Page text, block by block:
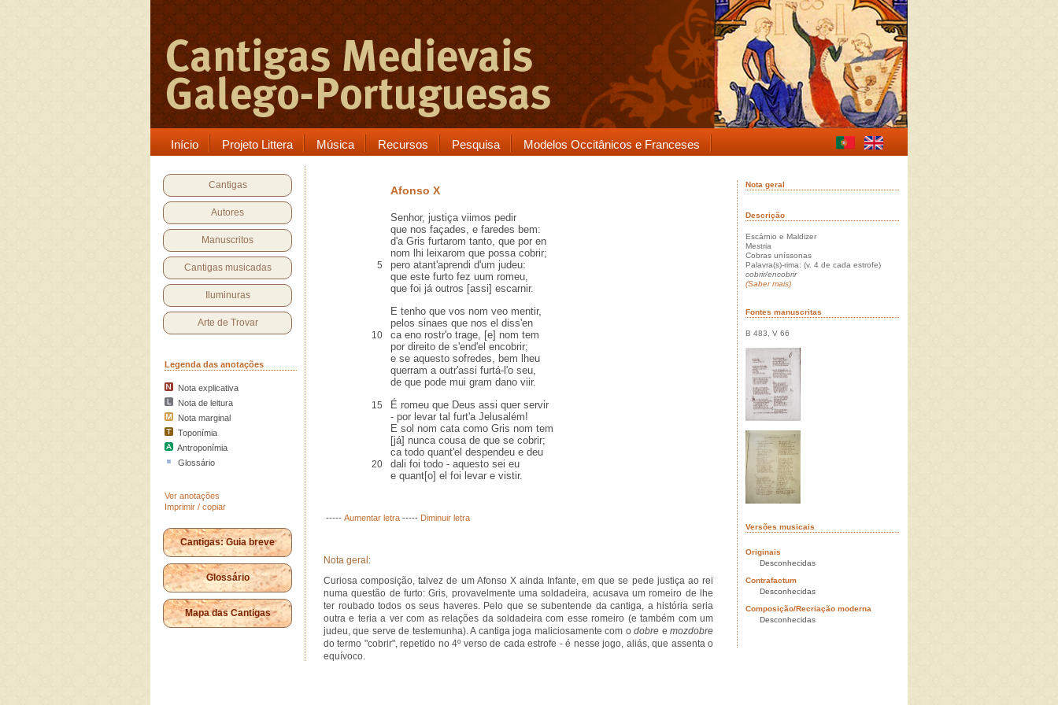
Início Projeto Littera Música Recursos Pesquisa Modelos Occitânicos e Franceses
Cantigas
Autores
Manuscritos
Cantigas musicadas
Iluminuras
Arte de Trovar
Legenda das anotações
Nota explicativa
Nota de leitura
Nota marginal
Toponímia
Antroponímia
Glossário
Ver anotações
Imprimir / copiar
Cantigas: Guia breve
Glossário
Mapa das Cantigas
Afonso X
Senhor, justiça viimos pedir
que nos façades, e faredes bem:
d'a Gris furtarom tanto, que por en
nom lhi leixarom que possa cobrir;
5
pero atant'aprendi d'um judeu:
que este furto fez uum romeu,
que foi já outros [assi] escarnir.
E tenho que vos nom veo mentir,
pelos sinaes que nos el diss'en
10
ca eno rostr'o trage, [e] nom tem
por direito de s'end'el encobrir;
e se aquesto sofredes, bem lheu
querram a outr'assi furtá-l'o seu,
de que pode mui gram dano viir.
15
É romeu que Deus assi quer servir
- por levar tal furt'a Jelusalém!
E sol nom cata como Gris nom tem
[já] nunca cousa de que se cobrir;
ca todo quant'el despendeu e deu
20
dali foi todo - aquesto sei eu
e quant[o] el foi levar e vistir.
----- Aumentar letra ----- Diminuir letra
Nota geral:
Curiosa composição, talvez de um Afonso X ainda Infante, em que se pede justiça ao rei
numa questão de furto: Gris, provavelmente uma soldadeira, acusava um romeiro de lhe
ter roubado todos os seus haveres. Pelo que se subentende da cantiga, a história seria
outra e teria a ver com as relações da soldadeira com esse romeiro (e também com um
judeu, que serve de testemunha). A cantiga joga maliciosamente com odobre emozdobre
do termo "cobrir", repetido no 4º verso de cada estrofe - é nesse jogo, aliás, que assenta o
equívoco.
Nota geral
Descrição
Escárnio e Maldizer
Mestria
Cobras uníssonas
Palavra(s)-rima: (v. 4 de cada estrofe)
cobrir/encobrir
(Saber mais)
Fontes manuscritas
B 483, V 66
Versões musicais
Originais
Desconhecidas
Contrafactum
Desconhecidas
Composição/Recriação moderna
Desconhecidas